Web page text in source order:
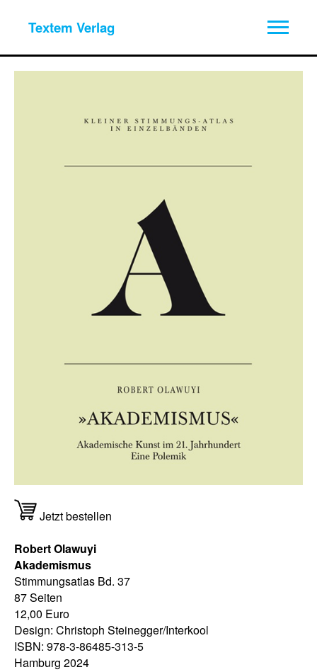
Textem Verlag
Jetzt bestellen
Robert Olawuyi
Akademismus
Stimmungsatlas Bd. 37
87 Seiten
12,00 Euro
Design: Christoph Steinegger/Interkool
ISBN: 978-3-86485-313-5
Hamburg 2024